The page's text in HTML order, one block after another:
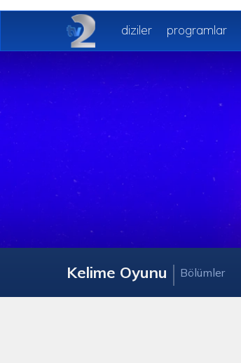
diziler programlar
Kelime Oyunu Bölümler